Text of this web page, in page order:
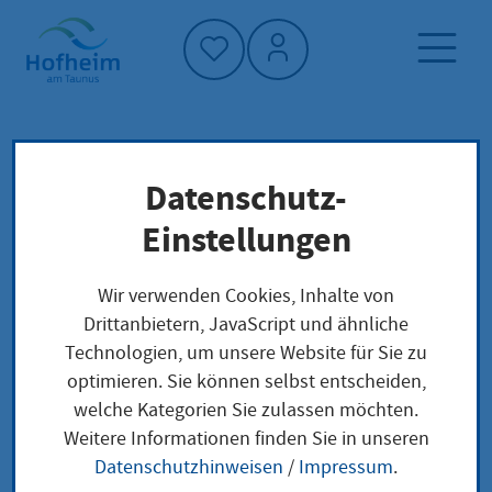
Startseite"
(Mein) Hofheim
(Mein) Hofheim
Die Merkliste in Ihrem Konto ist noch leer.
Datenschutz-
Einstellungen
Wir verwenden Cookies, Inhalte von
Drittanbietern, JavaScript und ähnliche
Technologien, um unsere Website für Sie zu
optimieren. Sie können selbst entscheiden,
welche Kategorien Sie zulassen möchten.
Weitere Informationen finden Sie in unseren
Datenschutzhinweisen / Impressum.